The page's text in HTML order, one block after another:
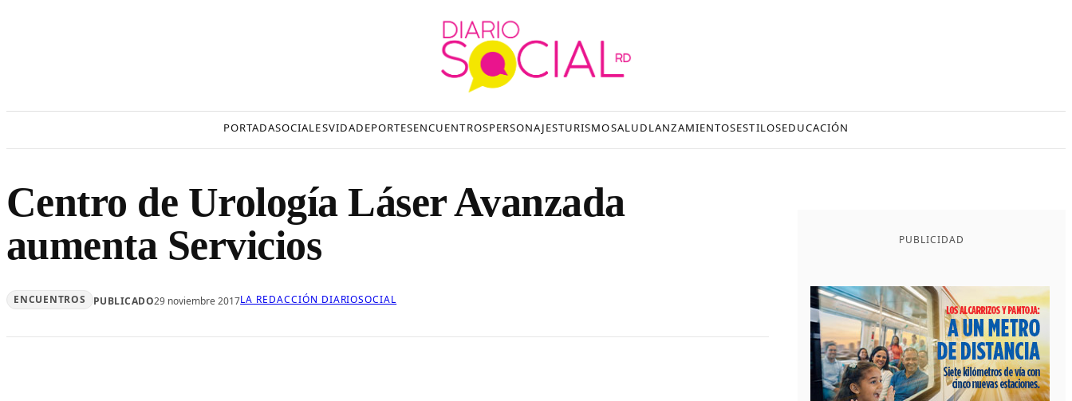
PORTADASOCIALESVIDADEPORTESENCUENTROSPERSONAJESTURISMOSALUDLANZAMIENTOSESTILOSEDUCACIÓN
Centro de Urología Láser Avanzada
aumenta Servicios
ENCUENTROS PUBLICADO29 noviembre 2017LA REDACCIÓN DIARIOSOCIAL
PUBLICIDAD